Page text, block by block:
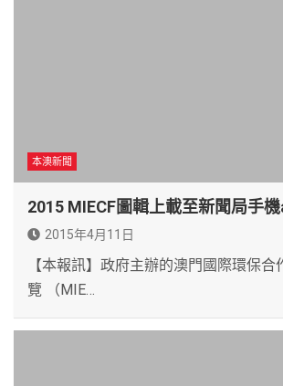
本澳新聞
2015 MIECF圖輯上載至新聞局手
2015年4月11日
【本報訊】政府主辦的澳門國際環保
覽 （MIE…